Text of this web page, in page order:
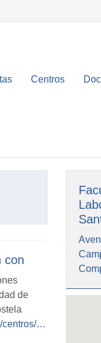
Centros
con
de
http://www.usc.es/gl/centros/rlaborais/index.html